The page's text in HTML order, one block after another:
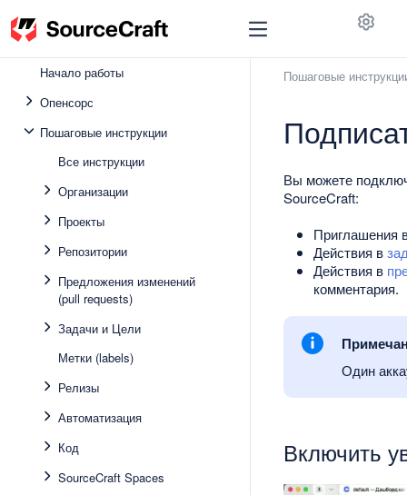
Code Assistant Vibecraft
Начало работы
Опенсорс
Пошаговые инструкции
Все инструкции
Организации
Проекты
Репозитории
Предложения изменений
(pull requests)
Задачи и Цели
Метки (labels)
Релизы
Автоматизация
Код
SourceCraft Spaces
Пошаговые
Вы можете
SourceCraft:
Приглашения
Действия в
Действия в
комментария.
Один
Включить